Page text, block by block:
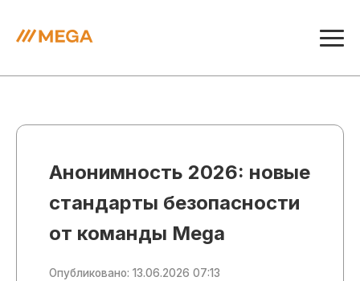
Анонимность 2026: новые
стандарты безопасности
от команды Mega
Опубликовано: 13.06.2026 07:13